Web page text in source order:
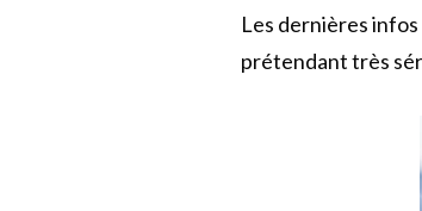
Les dernières
prétendant très